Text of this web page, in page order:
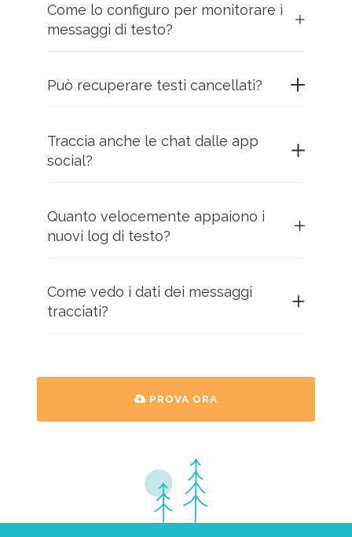
Come lo configuro per monitorare i
messaggi di testo?
Può recuperare testi cancellati?
Traccia anche le chat dalle app
social?
Quanto velocemente appaiono i
nuovi log di testo?
Come vedo i dati dei messaggi
tracciati?
PROVA ORA